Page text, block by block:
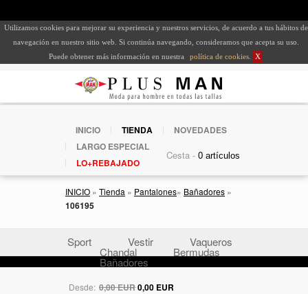
Utilizamos cookies para mejorar su experiencia y nuestros servicios, de acuerdo a tus hábitos de
navegación en nuestro sitio web. Si continúa navegando, consideramos que acepta su uso.
Puede obtener más información en nuestra
política de cookies X
INICIO TIENDA
NOVEDADES
LARGO ESPECIAL
LO+REBAJADO
Cesta -
INICIO » Tienda » Pantalones» Bañadores »
106195
Sport Vestir Vaqueros
Chandal Bermudas
Bañadores
Desde: 0,00 EUR0,00 EUR